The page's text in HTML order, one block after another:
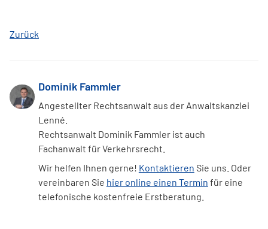
Zurück
Dominik Fammler
Angestellter Rechtsanwalt aus der Anwaltskanzlei
Lenné.
Rechtsanwalt Dominik Fammler ist auch
Fachanwalt für Verkehrsrecht.
Wir helfen Ihnen gerne! Kontaktieren Sie uns. Oder
vereinbaren Sie hier online einen Termin für eine
telefonische kostenfreie Erstberatung.